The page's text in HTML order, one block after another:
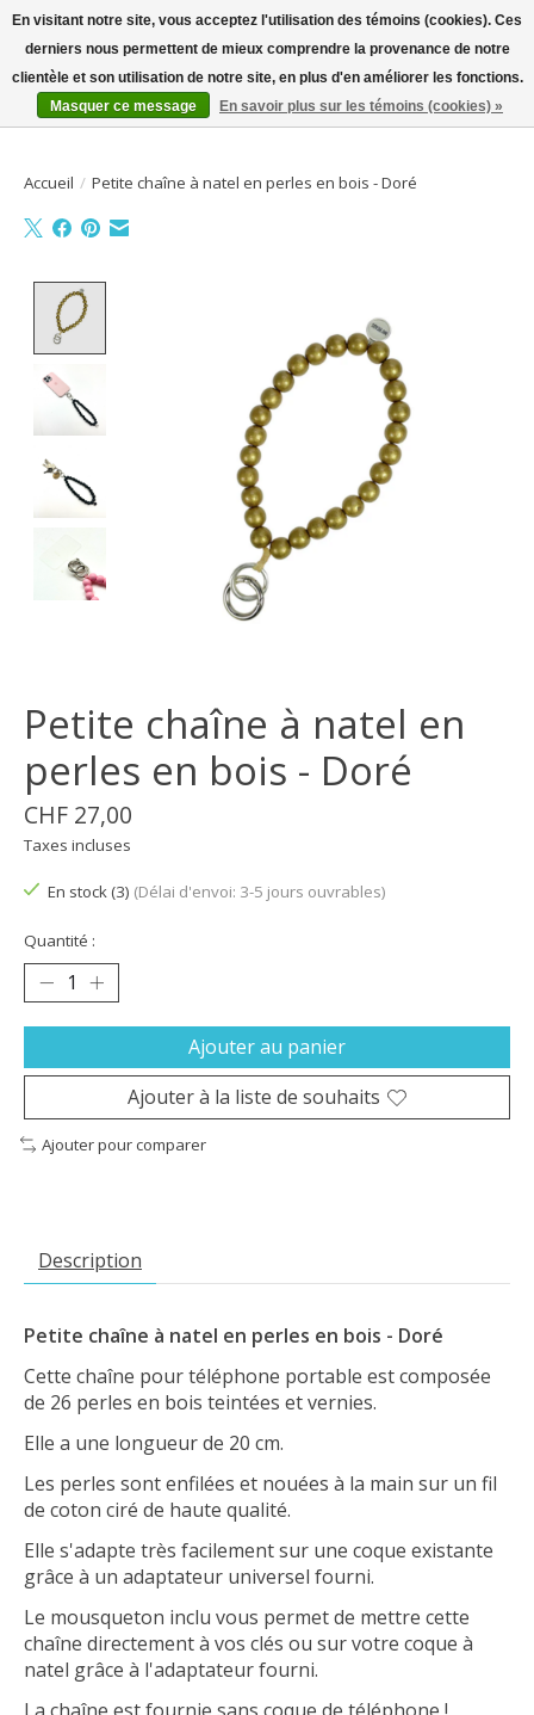
Bienvenue sur la boutique en ligne
Liste dePanier
Accueil / Petite chaîne à natel en perles en bois - Doré
Petite chaîne à natel en
perles en bois - Doré
CHF 27,00
Taxes incluses
En stock (3) (Délai d'envoi: 3-5 jours ouvrables)
Quantité :
Ajouter au panier
Ajouter à la liste de souhaits
Ajouter pour comparer
Description
Petite chaîne à natel en perles en bois - Doré
Cette chaîne pour téléphone portable est composée
de 26 perles en bois teintées et vernies.
Elle a une longueur de 20 cm.
Les perles sont enfilées et nouées à la main sur un fil
de coton ciré de haute qualité.
Elle s'adapte très facilement sur une coque existante
grâce à un adaptateur universel fourni.
Le mousqueton inclu vous permet de mettre cette
chaîne directement à vos clés ou sur votre coque à
natel grâce à l'adaptateur fourni.
En visitant notre site, vous acceptez l'utilisation des témoins (cookies). Ces
derniers nous permettent de mieux comprendre la provenance de notre
clientèle et son utilisation de notre site, en plus d'en améliorer les fonctions.
Masquer ce message
En savoir plus sur les témoins (cookies) »